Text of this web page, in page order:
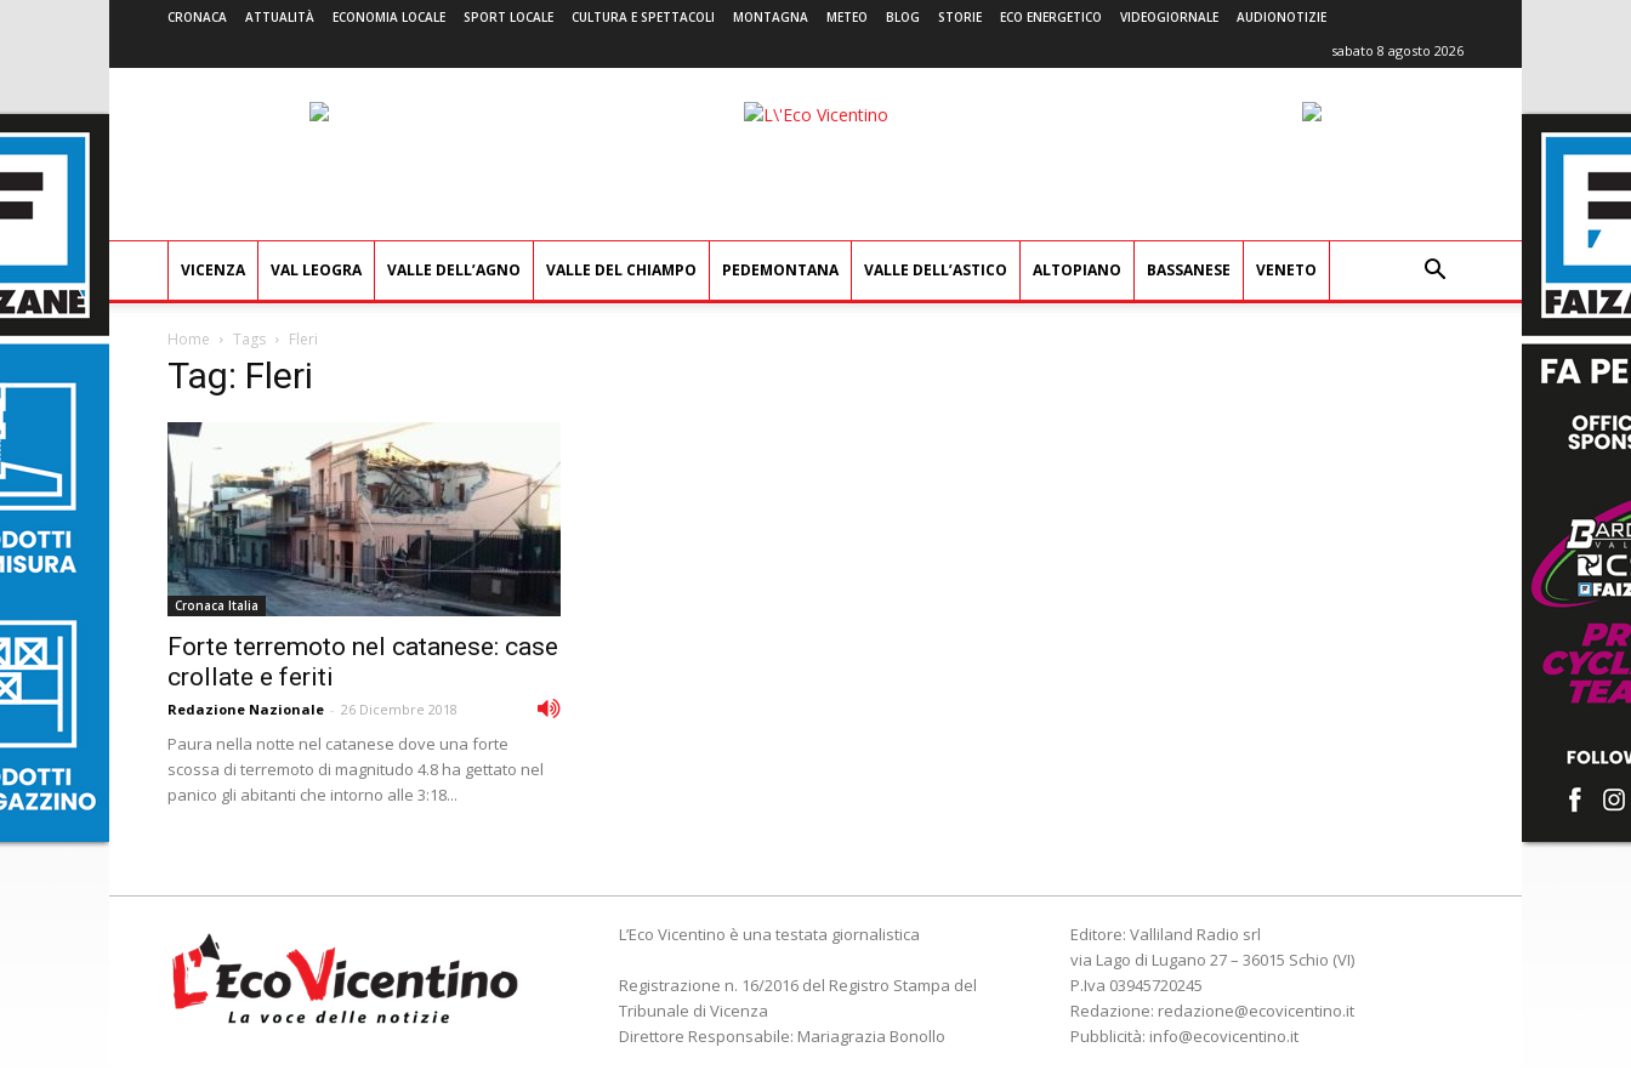
CRONACA ATTUALITÀ ECONOMIA LOCALE SPORT LOCALE CULTURA E SPETTACOLI MONTAGNA METEO BLOG STORIE ECO ENERGETICO VIDEOGIORNALE AUDIONOTIZIE
sabato 8 agosto 2026
L'Eco
VICENZA VAL LEOGRA VALLE DELL’AGNO VALLE DEL CHIAMPO PEDEMONTANA VALLE DELL’ASTICO ALTOPIANO BASSANESE VENETO
Home Tags Fleri
Tag: Fleri
Cronaca Italia
Forte terremoto nel catanese: case
crollate e feriti
Redazione Nazionale - 26 Dicembre 2018
Paura nella notte nel catanese dove una forte
scossa di terremoto di magnitudo 4.8 ha gettato nel
panico gli abitanti che intorno alle 3:18...
L’Eco Vicentino è una testata giornalistica
Registrazione n. 16/2016 del Registro Stampa del
Tribunale di Vicenza
Direttore Responsabile: Mariagrazia Bonollo
Editore: Valliland Radio srl
via Lago di Lugano 27 – 36015 Schio (VI)
P.Iva 03945720245
Redazione: redazione@ecovicentino.it
Pubblicità: info@ecovicentino.it